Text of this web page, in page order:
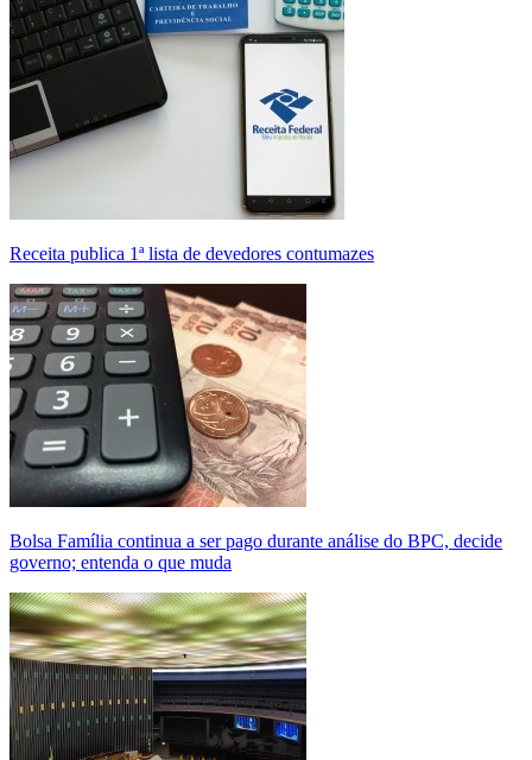
Receita publica 1ª lista de devedores contumazes
Bolsa Família continua a ser pago durante análise do BPC, decide
governo; entenda o que muda